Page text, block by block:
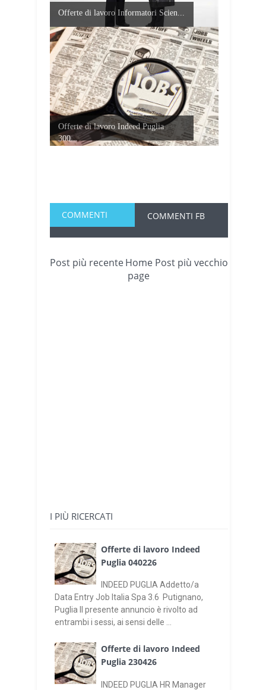
Offerte di lavoro Informatori Scien...
Offerte di lavoro Indeed Puglia
300...
COMMENTI COMMENTI FB
Post più recente Post più vecchio
Home
page
I PIÙ RICERCATI
Offerte di lavoro Indeed
Puglia 040226
INDEED PUGLIA Addetto/a
Data Entry Job Italia Spa 3.6 Putignano,
Puglia Il presente annuncio è rivolto ad
entrambi i sessi, ai sensi delle ...
Offerte di lavoro Indeed
Puglia 230426
INDEED PUGLIA HR Manager